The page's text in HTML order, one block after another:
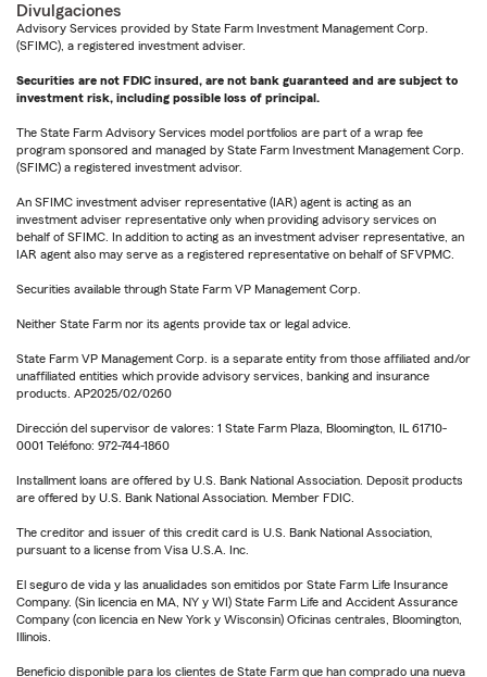
Divulgaciones
Advisory Services provided by State Farm Investment Management Corp.
(SFIMC), a registered investment adviser.
Securities are not FDIC insured, are not bank guaranteed and are subject to
investment risk, including possible loss of principal.
The State Farm Advisory Services model portfolios are part of a wrap fee
program sponsored and managed by State Farm Investment Management Corp.
(SFIMC) a registered investment advisor.
An SFIMC investment adviser representative (IAR) agent is acting as an
investment adviser representative only when providing advisory services on
behalf of SFIMC. In addition to acting as an investment adviser representative, an
IAR agent also may serve as a registered representative on behalf of SFVPMC.
Securities available through State Farm VP Management Corp.
Neither State Farm nor its agents provide tax or legal advice.
State Farm VP Management Corp. is a separate entity from those affiliated and/or
unaffiliated entities which provide advisory services, banking and insurance
products. AP2025/02/0260
Dirección del supervisor de valores: 1 State Farm Plaza, Bloomington, IL 61710-
0001 Teléfono: 972-744-1860
Installment loans are offered by U.S. Bank National Association. Deposit products
are offered by U.S. Bank National Association. Member FDIC.
The creditor and issuer of this credit card is U.S. Bank National Association,
pursuant to a license from Visa U.S.A. Inc.
El seguro de vida y las anualidades son emitidos por State Farm Life Insurance
Company. (Sin licencia en MA, NY y WI) State Farm Life and Accident Assurance
Company (con licencia en New York y Wisconsin) Oficinas centrales, Bloomington,
Illinois.
Beneficio disponible para los clientes de State Farm que han comprado una nueva